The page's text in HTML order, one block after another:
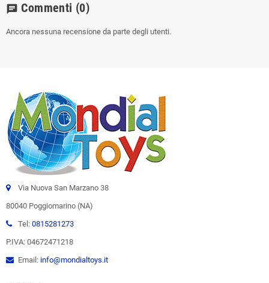
chat Commenti (0)
Ancora nessuna recensione da parte degli utenti.
Via Nuova San Marzano 38
80040 Poggiomarino (NA)
Tel: 0815281273
P.IVA: 04672471218
Email: info@mondialtoys.it